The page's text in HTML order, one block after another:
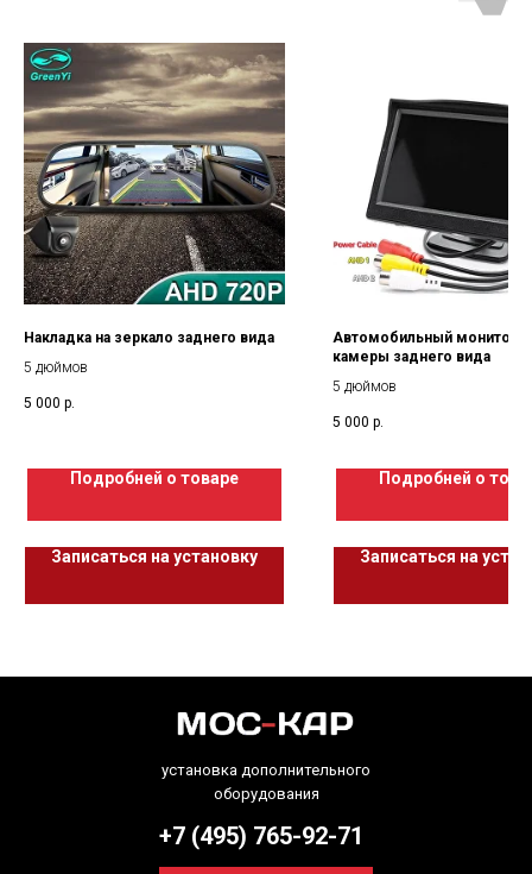
Накладка на зеркало заднего вида
5 дюймов
5 000 р.
Подробней о товаре
Записаться на установку
Автомобильный монитор
камеры заднего вида
5 дюймов
5 000 р.
Подробней о
Записаться на
+7 (495) 765-92-71
установка дополнительного
оборудования